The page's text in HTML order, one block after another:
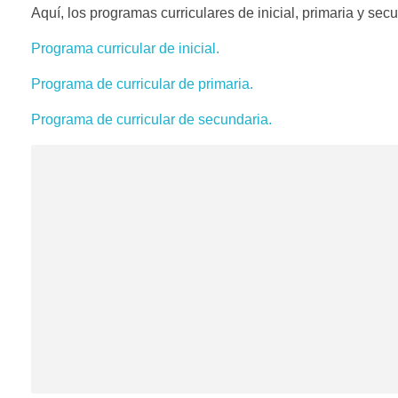
Aquí, los programas curriculares de inicial, primaria y
Programa curricular de inicial.
Programa de curricular de primaria.
Programa de curricular de secundaria.